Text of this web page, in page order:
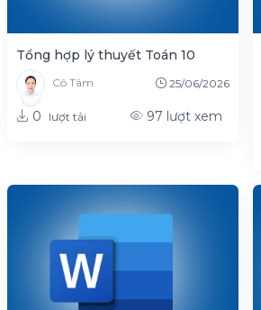
trình bậc nhất 2 ẩn
số liệu không ghép nhóm
Tổng hợp lý thuyết Toán 10
Cô Tâm 25/06/2026
0 lượt tải 97 lượt xem